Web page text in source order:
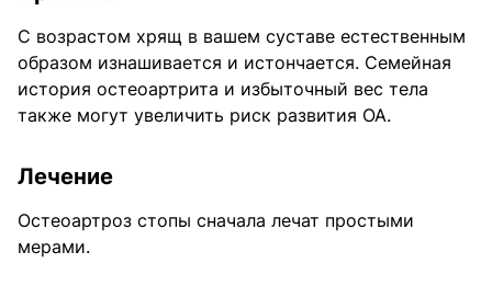
С возрастом хрящ в вашем суставе естественным
образом изнашивается и истончается. Семейная
история остеоартрита и избыточный вес тела
также могут увеличить риск развития ОА.
Лечение
Остеоартроз стопы сначала лечат простыми
мерами.